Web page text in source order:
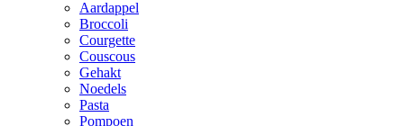
Aardappel
Broccoli
Courgette
Couscous
Gehakt
Noedels
Pasta
Pompoen